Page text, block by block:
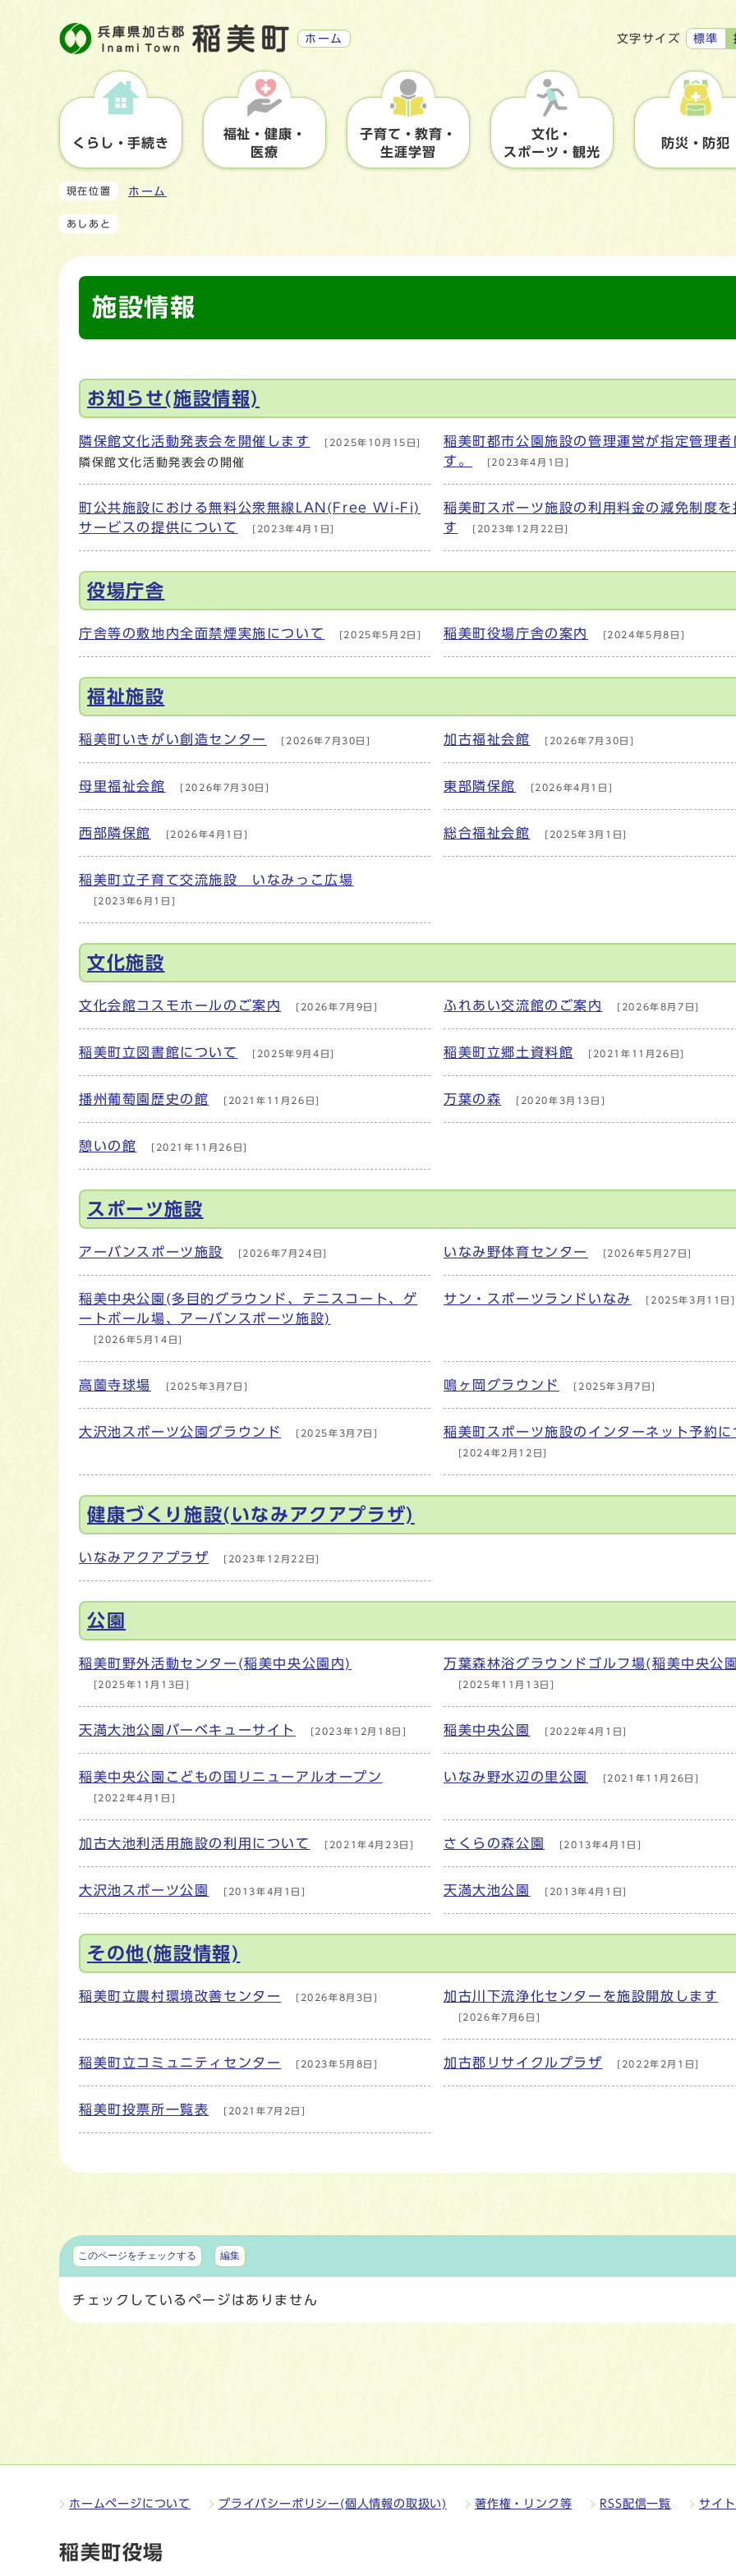
ホーム 文字サイズ 標準
くらし・手続き
福祉・健康・
医療
子育て・教育・
生涯学習
文化・
スポーツ・観光
防災・防犯
現在位置 ホーム
あしあと
施設情報
メインメニュー
お知らせ(施設情報)
隣保館文化活動発表会を開催します [2025年10月15日]
隣保館文化活動発表会の開催
稲美町都市公園施設の管理運営が指定管理者
す。
[2023年4月1日]
町公共施設における無料公衆無線LAN(Free Wi-Fi)
サービスの提供について
[2023年4月1日]
稲美町スポーツ施設の利用料金の減免制度を
す
[2023年12月22日]
役場庁舎
庁舎等の敷地内全面禁煙実施について [2025年5月2日] 稲美町役場庁舎の案内 [2024年5月8日]
福祉施設
稲美町いきがい創造センター [2026年7月30日] 加古福祉会館 [2026年7月30日]
母里福祉会館 [2026年7月30日] 東部隣保館 [2026年4月1日]
西部隣保館 [2026年4月1日] 総合福祉会館 [2025年3月1日]
稲美町立子育て交流施設 いなみっこ広場
[2023年6月1日]
文化施設
文化会館コスモホールのご案内 [2026年7月9日] ふれあい交流館のご案内 [2026年8月7日]
稲美町立図書館について [2025年9月4日] 稲美町立郷土資料館 [2021年11月26日]
播州葡萄園歴史の館 [2021年11月26日] 万葉の森 [2020年3月13日]
憩いの館 [2021年11月26日]
スポーツ施設
アーバンスポーツ施設 [2026年7月24日] いなみ野体育センター [2026年5月27日]
稲美中央公園(多目的グラウンド、テニスコート、ゲ
ートボール場、アーバンスポーツ施設)
[2026年5月14日]
サン・スポーツランドいなみ [2025年3月11日]
高薗寺球場 [2025年3月7日] 鳴ヶ岡グラウンド [2025年3月7日]
大沢池スポーツ公園グラウンド [2025年3月7日] 稲美町スポーツ施設のインターネット予約に
[2024年2月12日]
健康づくり施設(いなみアクアプラザ)
いなみアクアプラザ [2023年12月22日]
公園
稲美町野外活動センター(稲美中央公園内)
[2025年11月13日]
万葉森林浴グラウンドゴルフ場(稲美中央公
[2025年11月13日]
天満大池公園バーベキューサイト [2023年12月18日] 稲美中央公園 [2022年4月1日]
稲美中央公園こどもの国リニューアルオープン
[2022年4月1日]
いなみ野水辺の里公園 [2021年11月26日]
加古大池利活用施設の利用について [2021年4月23日] さくらの森公園 [2013年4月1日]
大沢池スポーツ公園 [2013年4月1日] 天満大池公園 [2013年4月1日]
その他(施設情報)
稲美町立農村環境改善センター [2026年8月3日] 加古川下流浄化センターを施設開放します
[2026年7月6日]
稲美町立コミュニティセンター [2023年5月8日] 加古郡リサイクルプラザ [2022年2月1日]
稲美町投票所一覧表 [2021年7月2日]
マイページ
このページをチェックする 編集
チェックしているページはありません
ホームページについて プライバシーポリシー(個人情報の取扱い) 著作権・リンク等 RSS配信一覧 サイ
稲美町役場